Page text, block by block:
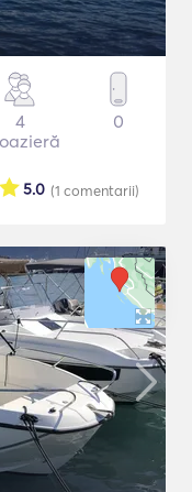
4
0
(1 comentarii)
5.0